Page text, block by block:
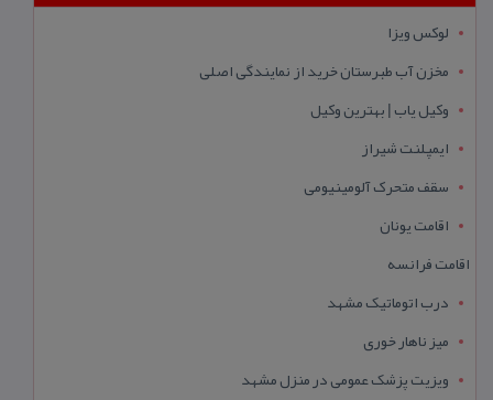
لوکس ویزا
مخزن آب طبرستان خرید از نمایندگی اصلی
وکیل یاب | بهترین وکیل
ایمپلنت شیراز
سقف متحرک آلومینیومی
اقامت یونان
اقامت فرانسه
درب اتوماتیک مشهد
میز ناهار خوری
ویزیت پزشک عمومی در منزل مشهد